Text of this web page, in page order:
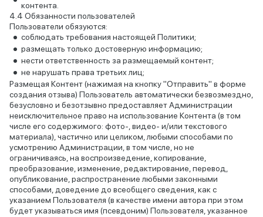
контента.
Обязанности пользователей
Пользователи обязуются:
соблюдать требования настоящей Политики;
размещать только достоверную информацию;
нести ответственность за размещаемый контент;
не нарушать права третьих лиц;
Размещая Контент (нажимая на кнопку "Отправить" в форме
создания отзыва) Пользователь автоматически безвозмездно,
безусловно и безотзывно предоставляет Администрации
неисключительное право на использование Контента (в том
числе его содержимого: фото-, видео- и/или текстового
материала), частично или целиком, любыми способами по
усмотрению Администрации, в том числе, но не
ограничиваясь, на воспроизведение, копирование,
преобразование, изменение, редактирование, перевод,
опубликование, распространение любыми законными
способами, доведение до всеобщего сведения, как с
указанием Пользователя (в качестве имени автора при этом
будет указываться имя (псевдоним) Пользователя, указанное